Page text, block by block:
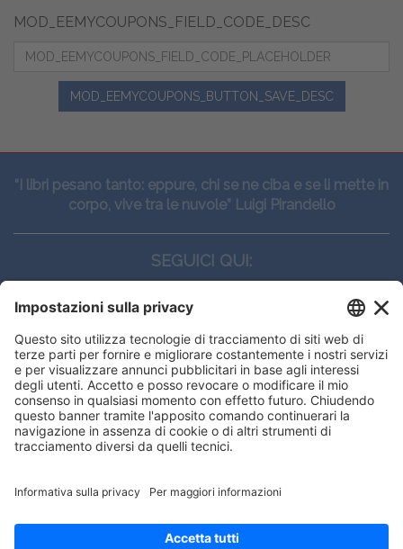
you get the best experience on our
MOD_EEMYCOUPONS_FIELD_CODE_DESC
MOD_EEMYCOUPONS_BUTTON_SAVE_DESC
“I libri pesano tanto: eppure, chi se ne ciba e se li mette in
corpo, vive tra le nuvole” Luigi Pirandello
SEGUICI QUI:
CONTATTI
Edi.Ermes srl
Viale E. Forlanini, 21 - 20134, Milano
(+39)027021121
E-mail:eeinfo@eenet.it
ORARI
Lunedì — Giovedì: - 08:30 - 13:00 – 14:00 - 17:30